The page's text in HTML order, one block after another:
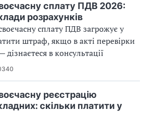
сплату ПДВ 2026:
розрахунків
сплату ПДВ загрожує у
штраф, якщо в акті перевірки
дізнаєтеся в консультації
реєстрацію
скільки платити у